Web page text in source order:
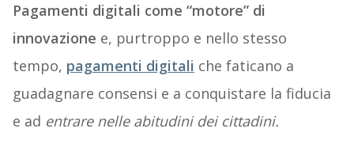
Pagamenti digitali come “motore” di
innovazione e, purtroppo e nello stesso
tempo, pagamenti digitali che faticano a
guadagnare consensi e a conquistare la fiducia
e ad entrare nelle abitudini dei cittadini.